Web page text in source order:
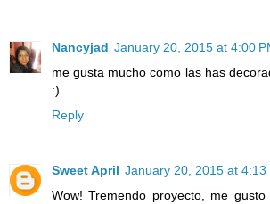
Nancyjad January 20, 2015 at 4:00
me gusta mucho como las has
:)
Reply
Sweet April January 20, 2015 at 4:13
Wow! Tremendo proyecto, me